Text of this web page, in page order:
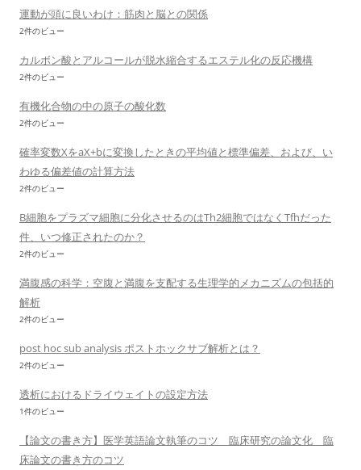
運動が頭に良いわけ：筋肉と脳との関係
2件のビュー
カルボン酸とアルコールが脱水縮合するエステル化の反応機構
2件のビュー
有機化合物の中の原子の酸化数
2件のビュー
確率変数XをaX+bに変換したときの平均値と標準偏差、および、い
わゆる偏差値の計算方法
2件のビュー
B細胞をプラズマ細胞に分化させるのはTh2細胞ではなくTfhだった
件、いつ修正されたのか？
2件のビュー
満腹感の科学：空腹と満腹を支配する生理学的メカニズムの包括的
解析
2件のビュー
post hoc sub analysis ポストホックサブ解析とは？
2件のビュー
透析におけるドライウェイトの設定方法
1件のビュー
【論文の書き方】医学英語論文執筆のコツ 臨床研究の論文化 臨
床論文の書き方のコツ